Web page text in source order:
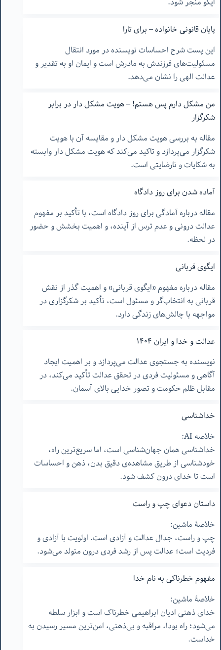
پایان قانونی خانواده – برای تارا
این پست شرح احساسات نویسنده در مورد انتقال
مسئولیت‌های فرزندش به مادرش است و ایمان او به تقدیر و
عدالت الهی را نشان می‌دهد.
من مشکل دارم پس هستم! – هویت مشکل دار در برابر
شکرگزار
مقاله به بررسی هویت مشکل دار و مقایسه آن با هویت
شکرگزار می‌پردازد و تاکید می‌کند که هویت مشکل دار وابسته
به شکایات و نارضایتی است.
آماده شدن برای روز دادگاه
مقاله درباره آمادگی برای روز دادگاه است، با تأکید بر مفهوم
عدالت درونی و عدم ترس از آینده، و اهمیت بخشش و حضور
در لحظه.
ایگوی قربانی
مقاله درباره مفهوم «ایگوی قربانی» و اهمیت گذر از نقش
قربانی به انتخاب‌گر و مسئول است، تأکید بر شکرگزاری در
مواجهه با چالش‌های زندگی دارد.
عدالت و خدا و ایران ۱۴۰۴
نویسنده به جستجوی عدالت می‌پردازد و بر اهمیت ایجاد
آگاهی و مسئولیت فردی در تحقق عدالت تأکید می‌کند، در
مقابل ظلم حکومت و تصور خدایی بالای آسمان.
خداشناسی
خلاصه AI:
خداشناسی همان جهان‌شناسی است، اما سریع‌ترین راه،
خودشناسی از طریق مشاهده‌ی دقیق بدن، ذهن و احساسات
است تا خدای درون کشف شود.
داستان دعوای چپ و راست
خلاصۀ ماشین:
چپ و راست، جدال عدالت و آزادی است. اولویت با آزادی و
فردیت است؛ عدالت پس از رشد فردی درون متولد می‌شود.
مفهوم خطرناکی به نام خدا
خلاصۀ ماشین:
خدای ذهنی ادیان ابراهیمی خطرناک است و ابزار سلطه
می‌شود؛ راه بودا، مراقبه و بی‌ذهنی، امن‌ترین مسیر رسیدن به
خداست.